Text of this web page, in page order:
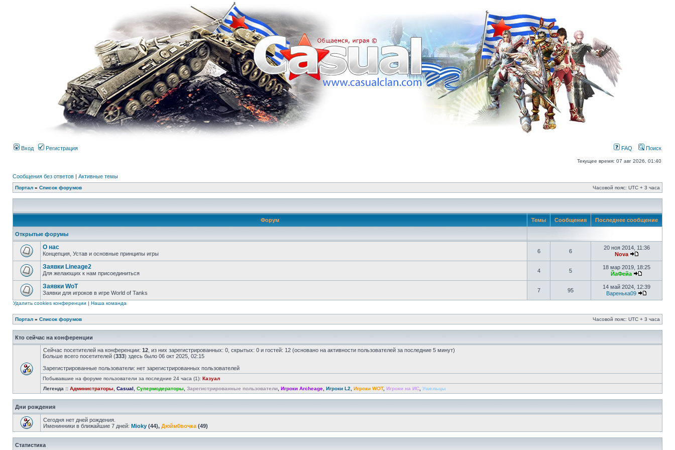
Вход Регистрация FAQ Поиск
Текущее время: 07 авг 2026, 01:40
Сообщения без ответов | Активные темы
Портал » Список форумов Часовой пояс: UTC + 3 часа
Форум Темы Сообщения Последнее сообщение
Открытые форумы
О нас
Концепция, Устав и основные принципы игры 6 6
20 ноя 2014, 11:36
Nova
Заявки Lineage2
Для желающих к нам присоединиться 4 5
18 мар 2019, 18:25
ЙаФейа
Заявки WoT
Заявки для игроков в игре World of Tanks 7 95
14 май 2024, 12:39
Варенька09
Удалить cookies конференции | Наша команда
Портал » Список форумов Часовой пояс: UTC + 3 часа
Кто сейчас на конференции
Сейчас посетителей на конференции: 12 , из них зарегистрированных: 0, скрытых: 0 и гостей: 12 (основано на активности пользователей за последние 5 минут)
Больше всего посетителей (333) здесь было 06 окт 2025, 02:15
Зарегистрированные пользователи: нет зарегистрированных пользователей
Побывавшие на форуме пользователи за последние 24 часа (1): Казуал
Легенда :: Администраторы Casual Супермодераторы Зарегистрированные пользователи Игроки Archeage Игроки L2 Игроки WOT, Игроки на ИС Ушельцы
Дни рождения
Сегодня нет дней рождения.
Именинники в ближайшие 7 дней: Mioky (44), Дюйм0вочка (49)
Статистика